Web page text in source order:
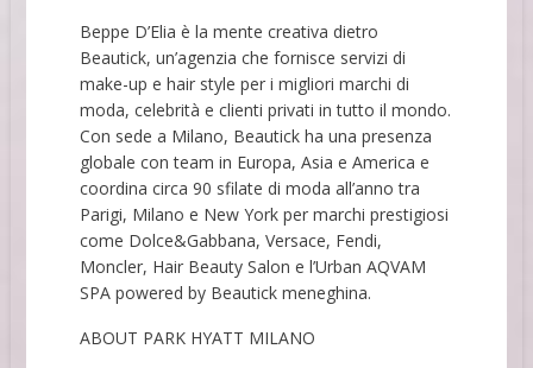
Beppe D’Elia è la mente creativa dietro
Beautick, un’agenzia che fornisce servizi di
make-up e hair style per i migliori marchi di
moda, celebrità e clienti privati in tutto il mondo.
Con sede a Milano, Beautick ha una presenza
globale con team in Europa, Asia e America e
coordina circa 90 sfilate di moda all’anno tra
Parigi, Milano e New York per marchi prestigiosi
come Dolce&Gabbana, Versace, Fendi,
Moncler, Hair Beauty Salon e l’Urban AQVAM
SPA powered by Beautick meneghina.
ABOUT PARK HYATT MILANO